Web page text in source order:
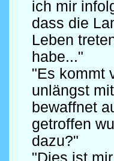
ich mir
dass die
Leben
habe..."
"Es kommt
unlängst
bewaffnet
getroffen
dazu?"
"Dies ist